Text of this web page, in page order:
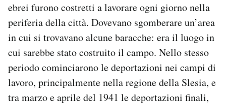
ebrei furono costretti a lavorare ogni giorno nella
periferia della città. Dovevano sgomberare un’area
in cui si trovavano alcune baracche: era il luogo in
cui sarebbe stato costruito il campo. Nello stesso
periodo cominciarono le deportazioni nei campi di
lavoro, principalmente nella regione della Slesia, e
tra marzo e aprile del 1941 le deportazioni finali,